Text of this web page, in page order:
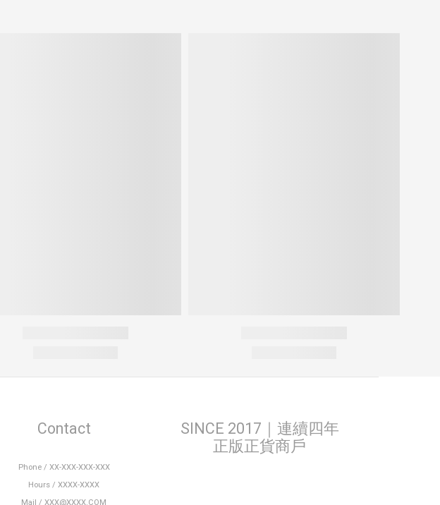
Contact
Phone / XX-XXX-XXX-XXX
Hours / XXXX-XXXX
Mail / XXX@XXXX.COM
SINCE 2017｜連續四年
正版正貨商戶